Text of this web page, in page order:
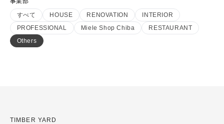
すべて
HOUSE RENOVATION
INTERIOR
PROFESSIONAL
Miele Shop Chiba
RESTAURANT
Others
TIMBER YARD